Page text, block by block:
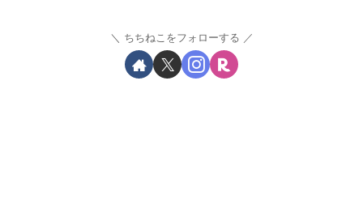
ちちねこをフォローする